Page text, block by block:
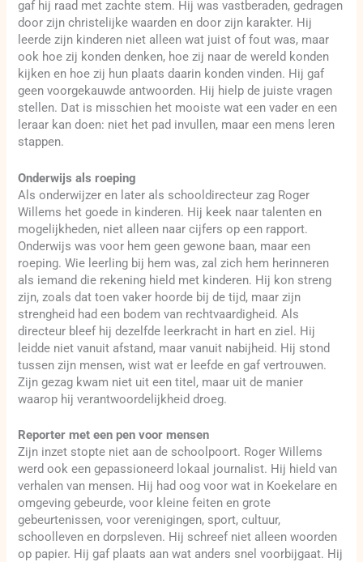
gaf hij raad met zachte stem. Hij was vastberaden, gedragen
door zijn christelijke waarden en door zijn karakter. Hij
leerde zijn kinderen niet alleen wat juist of fout was, maar
ook hoe zij konden denken, hoe zij naar de wereld konden
kijken en hoe zij hun plaats daarin konden vinden. Hij gaf
geen voorgekauwde antwoorden. Hij hielp de juiste vragen
stellen. Dat is misschien het mooiste wat een vader en een
leraar kan doen: niet het pad invullen, maar een mens leren
stappen.
Onderwijs als roeping
Als onderwijzer en later als schooldirecteur zag Roger
Willems het goede in kinderen. Hij keek naar talenten en
mogelijkheden, niet alleen naar cijfers op een rapport.
Onderwijs was voor hem geen gewone baan, maar een
roeping. Wie leerling bij hem was, zal zich hem herinneren
als iemand die rekening hield met kinderen. Hij kon streng
zijn, zoals dat toen vaker hoorde bij de tijd, maar zijn
strengheid had een bodem van rechtvaardigheid. Als
directeur bleef hij dezelfde leerkracht in hart en ziel. Hij
leidde niet vanuit afstand, maar vanuit nabijheid. Hij stond
tussen zijn mensen, wist wat er leefde en gaf vertrouwen.
Zijn gezag kwam niet uit een titel, maar uit de manier
waarop hij verantwoordelijkheid droeg.
Reporter met een pen voor mensen
Zijn inzet stopte niet aan de schoolpoort. Roger Willems
werd ook een gepassioneerd lokaal journalist. Hij hield van
verhalen van mensen. Hij had oog voor wat in Koekelare en
omgeving gebeurde, voor kleine feiten en grote
gebeurtenissen, voor verenigingen, sport, cultuur,
schoolleven en dorpsleven. Hij schreef niet alleen woorden
op papier. Hij gaf plaats aan wat anders snel voorbijgaat. Hij